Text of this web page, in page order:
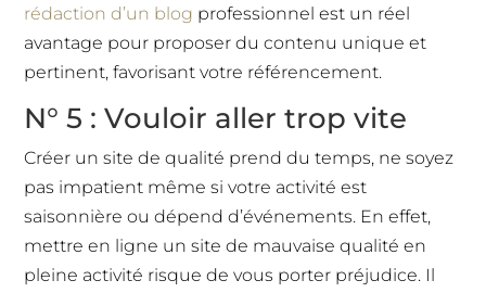
rédaction d’un blog professionnel est un réel
avantage pour proposer du contenu unique et
pertinent, favorisant votre référencement.
N° 5 : Vouloir aller trop vite
Créer un site de qualité prend du temps, ne soyez
pas impatient même si votre activité est
saisonnière ou dépend d’événements. En effet,
mettre en ligne un site de mauvaise qualité en
pleine activité risque de vous porter préjudice. Il